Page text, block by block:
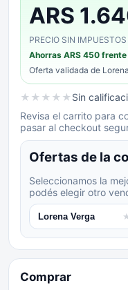
ARS
PRECIO SIN
Ahorras ARS 450 frente
Oferta validada de
★ ★ ★ ★ ★Sin
Revisa el carrito para
pasar al checkout
Ofertas de la
Seleccionamos la
podés elegir otro
Lorena Verga
Comprar